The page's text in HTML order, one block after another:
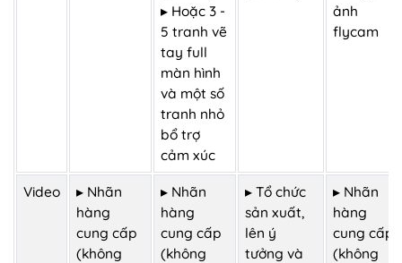
▸ Hoặc 3 -
5 tranh vẽ
tay full
màn hình
và một số
tranh nhỏ
bổ trợ
cảm xúc
ảnh
flycam
Video
▸ Nhãn
hàng
cung cấp
(không
▸ Nhãn
hàng
cung cấp
(không
▸ Tổ chức
sản xuất,
lên ý
tưởng và
▸ Nhãn
hàng
cung cấp
(không